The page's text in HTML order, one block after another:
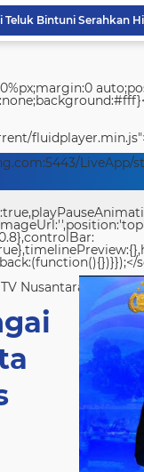
LiveApp/
Nusantara <center>